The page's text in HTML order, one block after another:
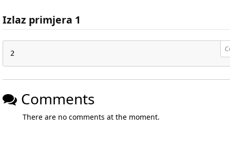
Izlaz primjera 1
2
Comments
There are no comments at the moment.